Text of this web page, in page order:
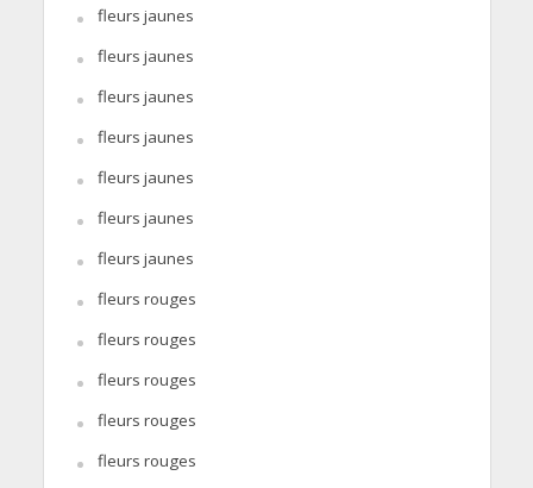
fleurs jaunes
fleurs jaunes
fleurs jaunes
fleurs jaunes
fleurs jaunes
fleurs jaunes
fleurs jaunes
fleurs rouges
fleurs rouges
fleurs rouges
fleurs rouges
fleurs rouges